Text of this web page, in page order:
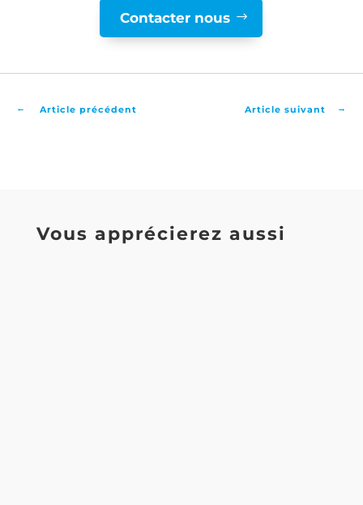
Contacter nous
← Article précédent Article suivant →
Vous apprécierez aussi